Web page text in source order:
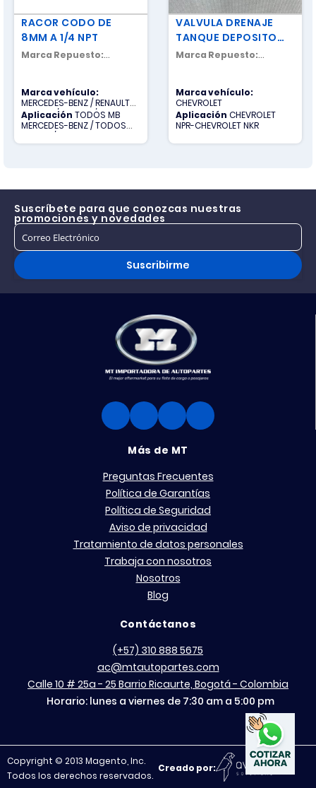
RACOR CODO DE
8MM A 1/4 NPT
Marca Repuesto:
Marca vehículo:
MERCEDES-BENZ / RENAULT
TRUCKS / SCANIA / TODOS
OTROS / VOLVO
Aplicación TODOS MB
MERCEDES-BENZ / TODOS
OTROS / TODOS R RENAULT
TRUCKS / TODOS S SCANIA /
VALVULA DRENAJE
TANQUE DEPOSITO
PEQUEÑO
Marca Repuesto:
Marca vehículo:
CHEVROLET
Aplicación CHEVROLET
NPR-CHEVROLET NKR
Suscríbete para que conozcas nuestras
promociones y novedades
Suscribirme
Más de MT
Preguntas Frecuentes
Política de Garantías
Política de Seguridad
Aviso de privacidad
Tratamiento de datos personales
Trabaja con nosotros
Nosotros
Blog
Contáctanos
(+57) 310 888 5675
ac@mtautopartes.com
Calle 10 # 25a - 25 Barrio Ricaurte, Bogotá - Colombia
Horario: lunes a viernes de 7:30 am a 5:00 pm
Copyright © 2013 Magento, Inc.
Todos los derechos reservados.
Creado por: